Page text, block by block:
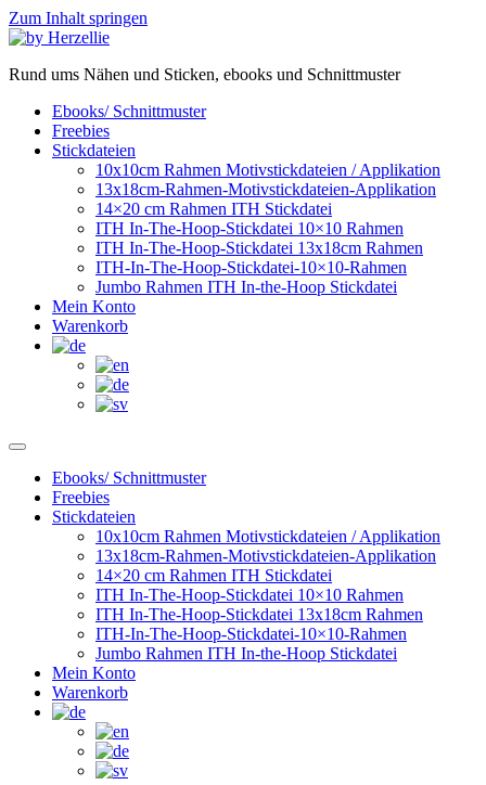
Zum Inhalt springen
Rund ums Nähen und Sticken, ebooks und Schnittmuster
Ebooks/ Schnittmuster
Freebies
Stickdateien
10x10cm Rahmen Motivstickdateien / Applikation
13x18cm-Rahmen-Motivstickdateien-Applikation
14×20 cm Rahmen ITH Stickdatei
ITH In-The-Hoop-Stickdatei 10×10 Rahmen
ITH In-The-Hoop-Stickdatei 13x18cm Rahmen
ITH-In-The-Hoop-Stickdatei-10×10-Rahmen
Jumbo Rahmen ITH In-the-Hoop Stickdatei
Mein Konto
Warenkorb
Ebooks/ Schnittmuster
Freebies
Stickdateien
10x10cm Rahmen Motivstickdateien / Applikation
13x18cm-Rahmen-Motivstickdateien-Applikation
14×20 cm Rahmen ITH Stickdatei
ITH In-The-Hoop-Stickdatei 10×10 Rahmen
ITH In-The-Hoop-Stickdatei 13x18cm Rahmen
ITH-In-The-Hoop-Stickdatei-10×10-Rahmen
Jumbo Rahmen ITH In-the-Hoop Stickdatei
Mein Konto
Warenkorb